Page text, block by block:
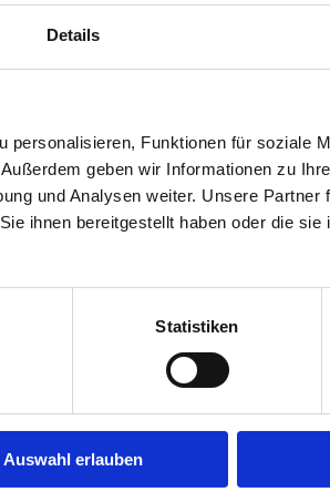
Details
personalisieren, Funktionen für soziale
geben wir Informationen zu
und Analysen weiter. Unsere Partner
ihnen bereitgestellt haben oder die sie
Statistiken
Auswahl erlauben